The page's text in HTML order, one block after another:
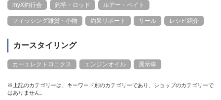
myX釣行会 釣竿・ロッド ルアー・ベイト
フィッシング雑貨・小物 釣果リポート リール レシピ紹介
カースタイリング
カーエレクトロニクス エンジンオイル 展示車
※上記のカテゴリーは、キーワード別のカテゴリーであり、ショップのカテゴリーで
はありません。